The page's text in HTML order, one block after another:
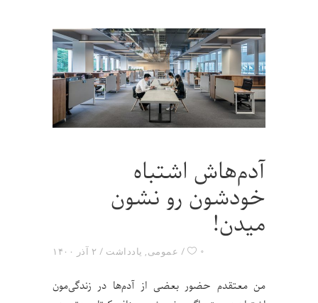
آدم‌هاش اشتباه
خودشون رو نشون
میدن!
۲ آذر ۱۴۰۰ عمومی, یادداشت ۰
من معتقدم حضور بعضی از آدم‌ها در زندگی‌مون